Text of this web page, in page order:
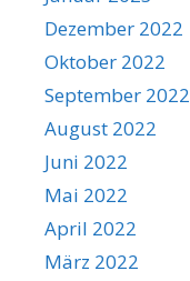
Dezember 2022
Oktober 2022
September 2022
August 2022
Juni 2022
Mai 2022
April 2022
März 2022